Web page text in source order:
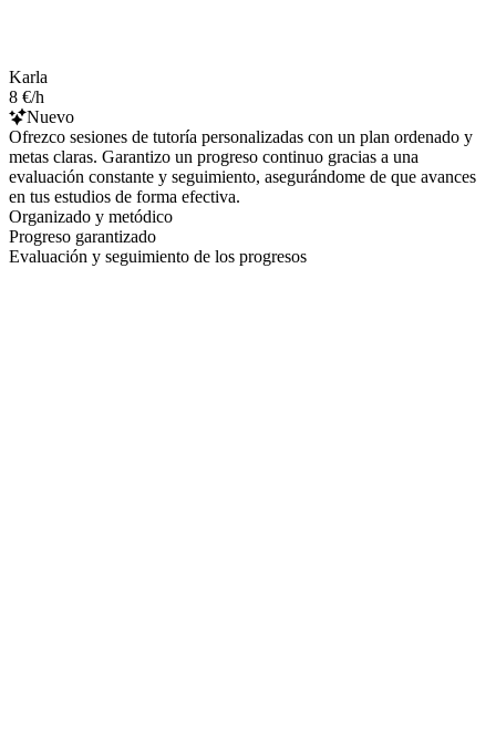
Karla
8 €/h
Nuevo
Ofrezco sesiones de tutoría personalizadas con un plan ordenado y
metas claras. Garantizo un progreso continuo gracias a una
evaluación constante y seguimiento, asegurándome de que avances
en tus estudios de forma efectiva.
Organizado y metódico
Progreso garantizado
Evaluación y seguimiento de los progresos